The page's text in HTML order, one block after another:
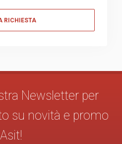
Newsletter per
su novità e promo
Asit!